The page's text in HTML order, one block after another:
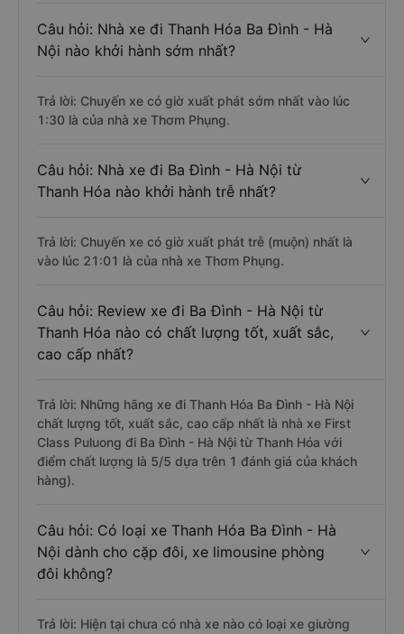
Câu hỏi: Nhà xe đi Thanh Hóa Ba Đình - Hà
Nội nào khởi hành sớm nhất?
Trả lời: Chuyến xe có giờ xuất phát sớm nhất vào lúc
1:30 là của nhà xe Thơm Phụng.
Câu hỏi: Nhà xe đi Ba Đình - Hà Nội từ
Thanh Hóa nào khởi hành trễ nhất?
Trả lời: Chuyến xe có giờ xuất phát trễ (muộn) nhất là
vào lúc 21:01 là của nhà xe Thơm Phụng.
Câu hỏi: Review xe đi Ba Đình - Hà Nội từ
Thanh Hóa nào có chất lượng tốt, xuất sắc,
cao cấp nhất?
Trả lời: Những hãng xe đi Thanh Hóa Ba Đình - Hà Nội
chất lượng tốt, xuất sắc, cao cấp nhất là nhà xe First
Class Puluong đi Ba Đình - Hà Nội từ Thanh Hóa với
điểm chất lượng là 5/5 dựa trên 1 đánh giá của khách
hàng).
Câu hỏi: Có loại xe Thanh Hóa Ba Đình - Hà
Nội dành cho cặp đôi, xe limousine phòng
đôi không?
Trả lời: Hiện tại chưa có nhà xe nào có loại xe giường